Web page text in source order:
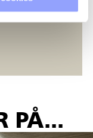
PÅ...